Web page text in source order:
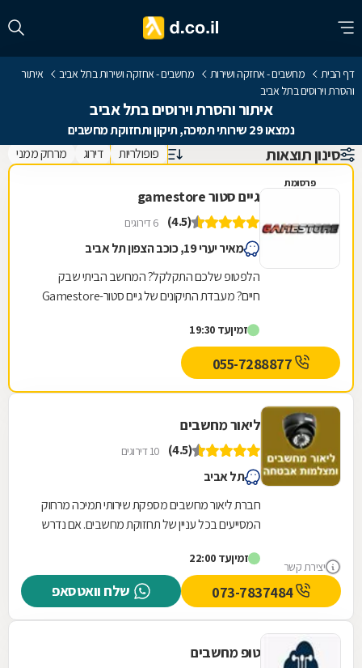
דף הבית מחשבים - אחזקה ושירות מחשבים - אחזקה ושירות בתל אביב
איתור
והסרת וירוסים בתל אביב
איתור והסרת וירוסים בתל אביב
נמצאו 29 שירותי תמיכה, תיקון ותחזוקת מחשבים
סינון תוצאות פופולריות דירוג מרחק ממני
פרסומת
גיים סטור gamestore
(4.5) 6 דירוגים
מאיר יערי 19, כוכב הצפון תל אביב
הלפטופ שלכם התקלקל? המחשב הביתי שבק
חיים? מעבדת התיקונים של גיים סטור-Gamestore
חנויות מחשבים...
זמיןעד 19:30
יצירת קשר
ליאור מחשבים
(4.5) 10 דירוגים
תל אביב
חברת ליאור מחשבים מספקת שירותי תמיכה מרחוק
המסייעים בכל עניין של תחזוקת מחשבים. אם נדרש
המצויד...
זמיןעד 22:00
שלח וואטסאפ 073-7837484
טופ מחשבים